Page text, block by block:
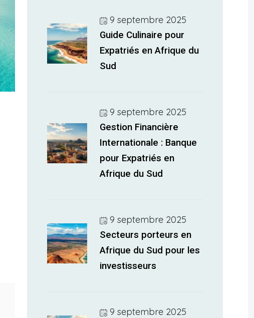
9 septembre 2025
Guide Culinaire pour
Expatriés en Afrique du
Sud
9 septembre 2025
Gestion Financière
Internationale : Banque
pour Expatriés en
Afrique du Sud
9 septembre 2025
Secteurs porteurs en
Afrique du Sud pour les
investisseurs
9 septembre 2025